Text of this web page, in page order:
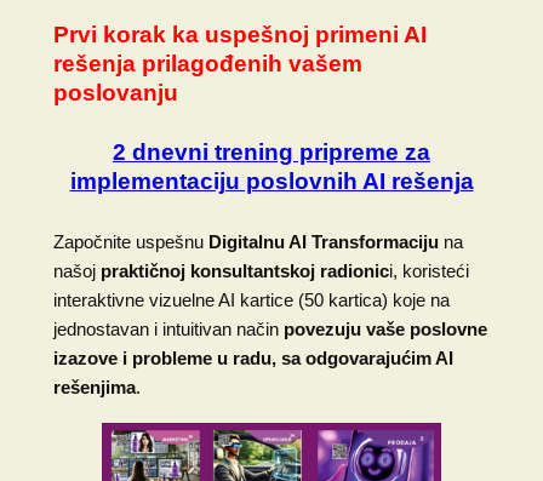
Prvi korak ka uspešnoj primeni AI
rešenja prilagođenih vašem
poslovanju
2 dnevni trening pripreme za
implementaciju poslovnih AI rešenja
Započnite uspešnu Digitalnu AI Transformacijuna
našoj praktičnoj konsultantskoj radionici, koristeći
interaktivne vizuelne AI kartice (50 kartica) koje na
jednostavan i intuitivan način povezuju vaše poslovne
izazove i probleme u radu, sa odgovarajućim AI
rešenjima.